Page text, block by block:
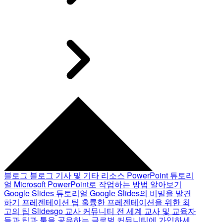
블로그 블로그 기사 및 기타 리소스 PowerPoint 튜토리
얼 Microsoft PowerPoint로 작업하는 방법 알아보기
Google Slides 튜토리얼 Google Slides의 비밀을 발견
하기 프레젠테이션 팁 훌륭한 프레젠테이션을 위한 최
고의 팁 Slidesgo 교사 커뮤니티 전 세계 교사 및 교육자